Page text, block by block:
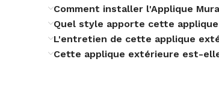
Comment installer l'Applique
Quel style apporte cette
L'entretien de cette applique
Cette applique extérieure est-